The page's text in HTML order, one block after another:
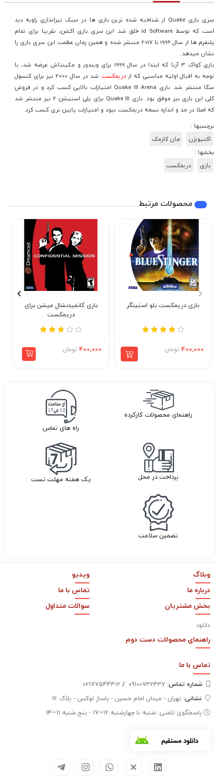
سری بازی Quake از شناخته شده ترین بازی ها در سبک تیراندازی زاویه دید
است که توسط id Software خلق شد. این سری بازی اکشن، تقریبا برای تمام
پلتفرم ها از سال 1996 تا 2017 منتشر شده و همین زمان عظمت این سری بازی را
نشان میدهد.
بازی کواک 3 آرنا که ابتدا در سال 1999 برای ویندوز و مکینتاش عرضه شد، با
توجه به اقبال اولیه مناسبی که ازدریمکست
شد در سال 2000 نیز برای کنسول
سگا منتشر شد. بازی Quake III Arena امتیازات بالایی کسب کرد و در فروش
کلی این بازی نیز موفق بود. بازی Quake III برای پلی استیشن 2 نیز منتشر شد
که اصلا در حد و اندازه نسخه دریمکست نبود و امتیازات پایین تری کسب کرد.
برچسبها :
اکتیویژن
جان کارمک
بخشها :
بازی
دریمکست
محصولات مرتبط
بازی دریمکست بلو استینگر
400,000 تومان
بازی کانفیدنشال میشن برای
دریمکست
400,000 تومان
راهنمای محصولات کارکرده
راه های تماس
پرداخت در محل یک هفته مهلت تست
تضمین سلامت
وبلاگ
ویدیو
درباره ما
تماس با ما
بخش مشتریان
دانلود
سوالات متداول
راهنمای محصولات دست دوم
تماس با ما
شماره تماس‌: /
02177544412
نشانی: تهران - میدان امام حسین - پاساژ لوکس - پلاک 16
پاسخگوی تلفنی: شنبه تا چهارشنبه 12~17 - پنج شنبه 11~14